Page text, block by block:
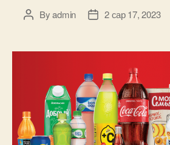
PostByadmin
Post2 сар 17, 2023